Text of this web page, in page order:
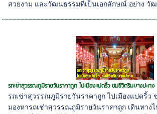
สวยงาม และวัฒนธรรมที่เป็นเอกลักษณ์ อย่าง วั
รถเช่าสุวรรณภูมิรายวันราคาถูก ไปเมืองแปดริ้ว ชมชีวิตริมบางปะกง
รถเช่าสุวรรณภูมิรายวันราคาถูก ไปเมืองแปดริ้ว
มองหารถเช่าสุวรรณภูมิรายวันราคาถูก เดินทางไ